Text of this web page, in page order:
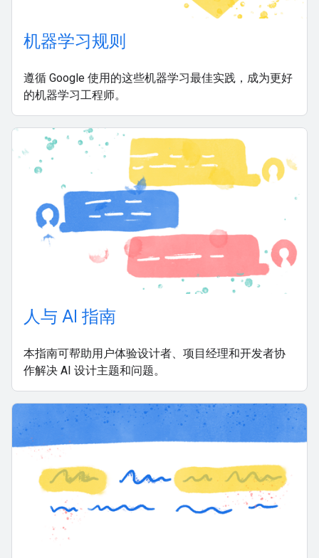
机器学习规则
遵循 Google 使用的这些机器学习最佳实践，成为更好
的机器学习工程师。
人与 AI 指南
本指南可帮助用户体验设计者、项目经理和开发者协
作解决 AI 设计主题和问题。